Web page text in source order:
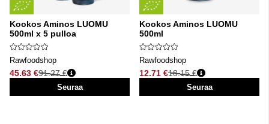
Kookos Aminos LUOMU
500ml x 5 pulloa
Rawfoodshop
45.63 €
Normaali hinta
91.27 €
Seuraa
Kookos Aminos LUOMU
500ml
Rawfoodshop
12.71 €
Normaali hinta
18.15 €
Seuraa